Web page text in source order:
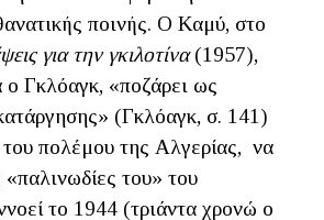
ποινής. Ο Καμύ, στο
για την γκιλοτίνα(1957),
ο Γκλόαγκ, «ποζάρει ως
(Γκλόαγκ, σ. 141)
πολέμου της Αλγερίας, να
«παλινωδίες του» του
το 1944 (τριάντα χρονώ ο